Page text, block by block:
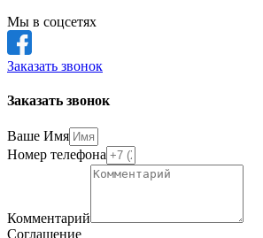
Мы в соцсетях
Заказать звонок
Заказать звонок
Ваше Имя
Номер телефона
Комментарий
Соглашение